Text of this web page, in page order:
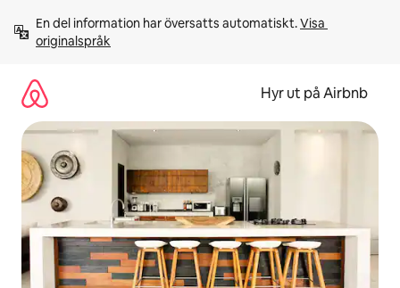
innehåll
En del information har översatts automatiskt. Visa
originalspråk
Hyr ut på Airbnb